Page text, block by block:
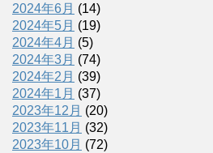
2024年6月 (14)
2024年5月 (19)
2024年4月 (5)
2024年3月 (74)
2024年2月 (39)
2024年1月 (37)
2023年12月 (20)
2023年11月 (32)
2023年10月 (72)